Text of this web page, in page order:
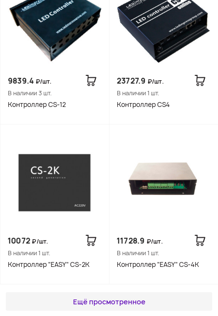
9839.4 ₽/шт.
В наличии 3 шт.
Контроллер CS-12
23727.9 ₽/шт.
В наличии 1 шт.
Контроллер CS4
10072 ₽/шт.
В наличии 1 шт.
Контроллер "EASY" CS-2K
11728.9 ₽/шт.
В наличии 1 шт.
Контроллер "EASY" CS-4K
Ещё просмотренное